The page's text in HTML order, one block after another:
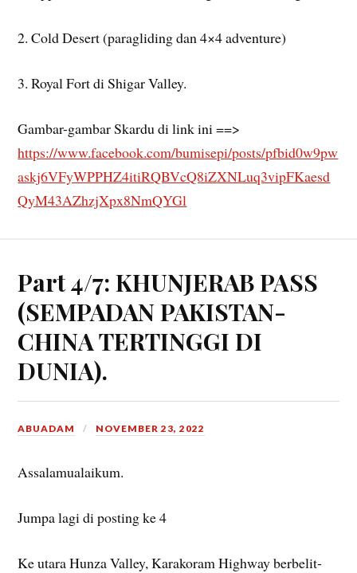
2. Cold Desert (paragliding dan 4×4 adventure)
3. Royal Fort di Shigar Valley.
Gambar-gambar Skardu di link ini ==>
https://www.facebook.com/bumisepi/posts/pfbid0w9pw
askj6VFyWPPHZ4itiRQBVcQ8iZXNLuq3vipFKaesd
QyM43AZhzjXpx8NmQYGl
Part 4/7: KHUNJERAB PASS
(SEMPADAN PAKISTAN-
CHINA TERTINGGI DI
DUNIA).
ABUADAM NOVEMBER 23, 2022
Assalamualaikum.
Jumpa lagi di posting ke 4
Ke utara Hunza Valley, Karakoram Highway berbelit-